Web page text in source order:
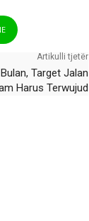
Artikulli tjetër
Target Jalan
Harus Terwujud